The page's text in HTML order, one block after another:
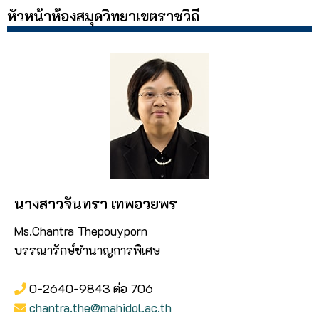
หัวหน้าห้องสมุดวิทยาเขตราชวิถี
นางสาวจันทรา เทพอวยพร
Ms.Chantra Thepouyporn
บรรณารักษ์ชำนาญการพิเศษ
0-2640-9843 ต่อ 706
chantra.the@mahidol.ac.th